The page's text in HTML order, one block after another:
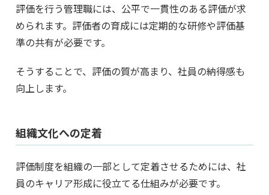
評価を行う管理職には、公平で一貫性のある評価が求
められます。評価者の育成には定期的な研修や評価基
準の共有が必要です。
そうすることで、評価の質が高まり、社員の納得感も
向上します。
組織文化への定着
評価制度を組織の一部として定着させるためには、社
員のキャリア形成に役立てる仕組みが必要です。